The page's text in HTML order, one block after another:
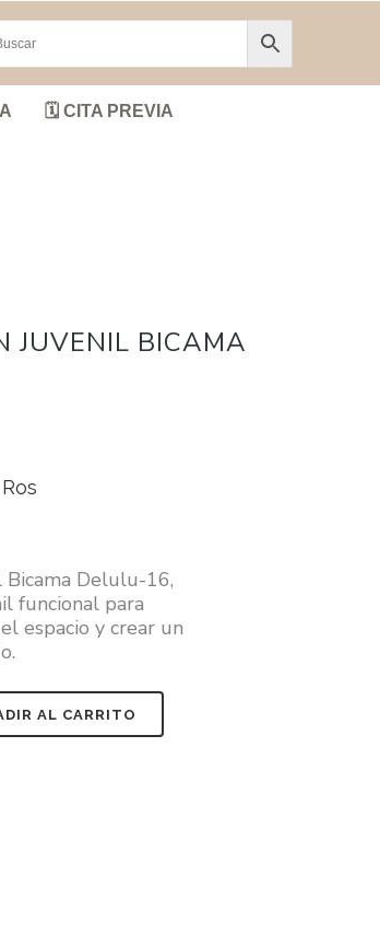
🗓️ CITA PREVIA
JUVENIL BICAMA
Bicama Delulu-16,
funcional para
espacio y crear un
AL CARRITO